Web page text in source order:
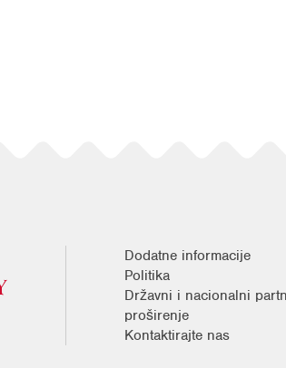
Dodatne informacije
Politika
Državni i nacionalni
proširenje
Kontaktirajte nas